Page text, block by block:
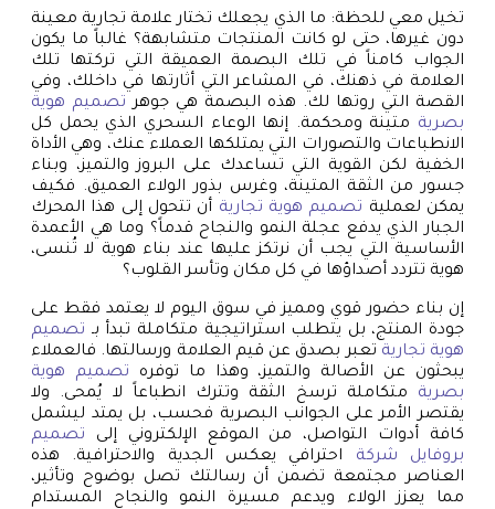
تخيل معي للحظة: ما الذي يجعلك تختار علامة تجارية معينة
دون غيرها، حتى لو كانت المنتجات متشابهة؟ غالباً ما يكون
الجواب كامناً في تلك البصمة العميقة التي تركتها تلك
العلامة في ذهنك، في المشاعر التي أثارتها في داخلك، وفي
القصة التي روتها لك. هذه البصمة هي جوهر تصميم هوية
بصرية متينة ومحكمة. إنها الوعاء السحري الذي يحمل كل
الانطباعات والتصورات التي يمتلكها العملاء عنك، وهي الأداة
الخفية لكن القوية التي تساعدك على البروز والتميز، وبناء
جسور من الثقة المتينة، وغرس بذور الولاء العميق. فكيف
يمكن لعملية تصميم هوية تجارية أن تتحول إلى هذا المحرك
الجبار الذي يدفع عجلة النمو والنجاح قدماً؟ وما هي الأعمدة
الأساسية التي يجب أن نرتكز عليها عند بناء هوية لا تُنسى،
هوية تتردد أصداؤها في كل مكان وتأسر القلوب؟
إن بناء حضور قوي ومميز في سوق اليوم لا يعتمد فقط على
جودة المنتج، بل يتطلب استراتيجية متكاملة تبدأ بـ تصميم
هوية تجارية تعبر بصدق عن قيم العلامة ورسالتها. فالعملاء
يبحثون عن الأصالة والتميز، وهذا ما توفره تصميم هوية
بصرية متكاملة ترسخ الثقة وتترك انطباعاً لا يُمحى. ولا
يقتصر الأمر على الجوانب البصرية فحسب، بل يمتد ليشمل
كافة أدوات التواصل، من الموقع الإلكتروني إلى تصميم
بروفايل شركة احترافي يعكس الجدية والاحترافية. هذه
العناصر مجتمعة تضمن أن رسالتك تصل بوضوح وتأثير،
مما يعزز الولاء ويدعم مسيرة النمو والنجاح المستدام